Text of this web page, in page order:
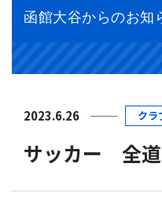
函館大谷からのお知
2023.6.26 クラ
サッカー 全